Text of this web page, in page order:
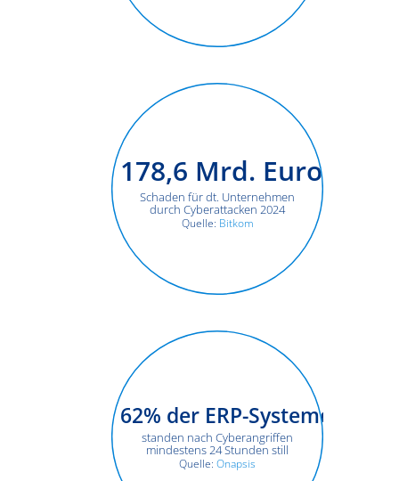
178,6 Mrd. Euro
Schaden für dt. Unternehmen
durch Cyberattacken 2024
Quelle: Bitkom
62% der ERP-Systeme
standen nach Cyberangriffen
mindestens 24 Stunden still
Quelle: Onapsis